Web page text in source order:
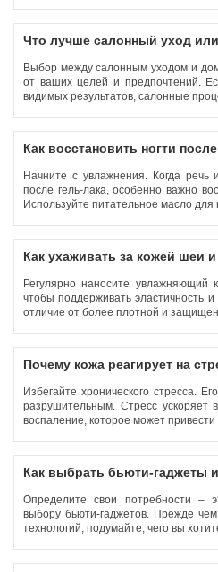
Что лучше салонный уход
Выбор между салонным уходом и
от ваших целей и предпочтений.
видимых результатов, салонные
Как восстановить ногти
Начните с увлажнения. Когда речь
после гель-лака, особенно важно
Используйте питательное масло для
Как ухаживать за кожей шеи и
Регулярно наносите
чтобы поддерживать эластичность и
отличие от более плотной и
Почему кожа реагирует на
Избегайте хронического стресса.
разрушительным. Стресс ускоряет
воспаление, которое может привести
Как выбрать бьюти-гаджеты
Определите свои потребности –
выбору бьюти-гаджетов. Прежде
технологий, подумайте, чего вы